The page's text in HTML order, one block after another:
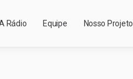
Rádio Equipe Nosso Projeto